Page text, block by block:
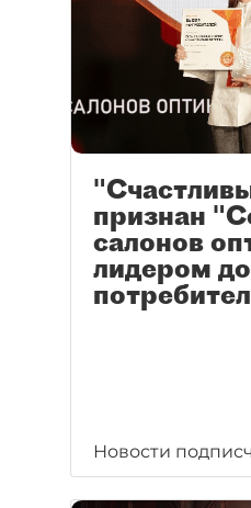
признан
салонов
лидером
Новости